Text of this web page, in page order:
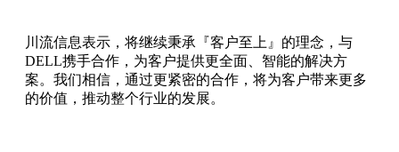
川流信息表示，将继续秉承『客户至上』的理念，与
DELL携手合作，为客户提供更全面、智能的解决方
案。我们相信，通过更紧密的合作，将为客户带来更多
的价值，推动整个行业的发展。